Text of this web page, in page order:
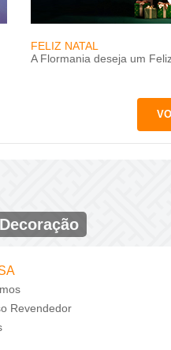
FELIZ NATAL
A Flormania deseja um Feliz
Revendedor